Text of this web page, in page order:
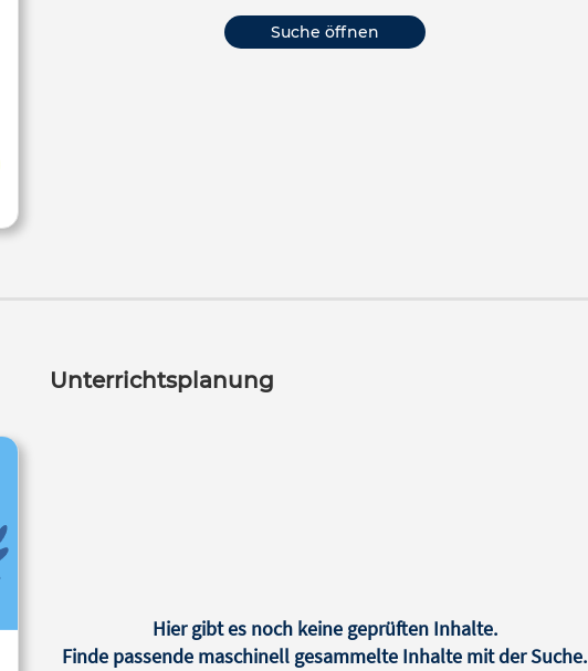
Suche öffnen
Unterrichtsplanung
Hier gibt es noch keine geprüften Inhalte.
Finde passende maschinell gesammelte Inhalte mit der Suche.